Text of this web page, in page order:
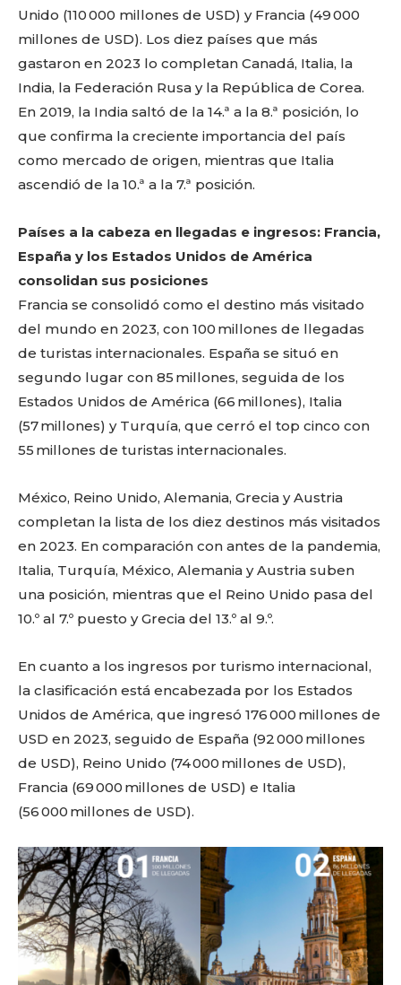
Unido (110 000 millones de USD) y Francia (49 000
millones de USD). Los diez países que más
gastaron en 2023 lo completan Canadá, Italia, la
India, la Federación Rusa y la República de Corea.
En 2019, la India saltó de la 14.ª a la 8.ª posición, lo
que confirma la creciente importancia del país
como mercado de origen, mientras que Italia
ascendió de la 10.ª a la 7.ª posición.
Países a la cabeza en llegadas e ingresos: Francia,
España y los Estados Unidos de América
consolidan sus posiciones
Francia se consolidó como el destino más visitado
del mundo en 2023, con 100 millones de llegadas
de turistas internacionales. España se situó en
segundo lugar con 85 millones, seguida de los
Estados Unidos de América (66 millones), Italia
(57 millones) y Turquía, que cerró el top cinco con
55 millones de turistas internacionales.
México, Reino Unido, Alemania, Grecia y Austria
completan la lista de los diez destinos más visitados
en 2023. En comparación con antes de la pandemia,
Italia, Turquía, México, Alemania y Austria suben
una posición, mientras que el Reino Unido pasa del
10.º al 7.º puesto y Grecia del 13.º al 9.º.
En cuanto a los ingresos por turismo internacional,
la clasificación está encabezada por los Estados
Unidos de América, que ingresó 176 000 millones de
USD en 2023, seguido de España (92 000 millones
de USD), Reino Unido (74 000 millones de USD),
Francia (69 000 millones de USD) e Italia
(56 000 millones de USD).